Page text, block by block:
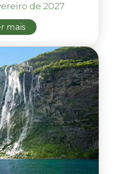
de 2027
mais